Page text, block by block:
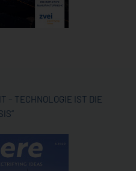
– TECHNOLOGIE IST DIE